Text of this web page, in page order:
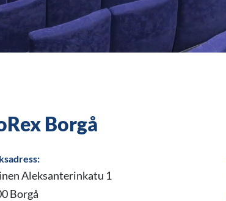
Borgå
Aleksanterinkatu 1
Borgå